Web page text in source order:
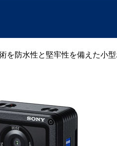
を防水性と堅牢性を備えた小